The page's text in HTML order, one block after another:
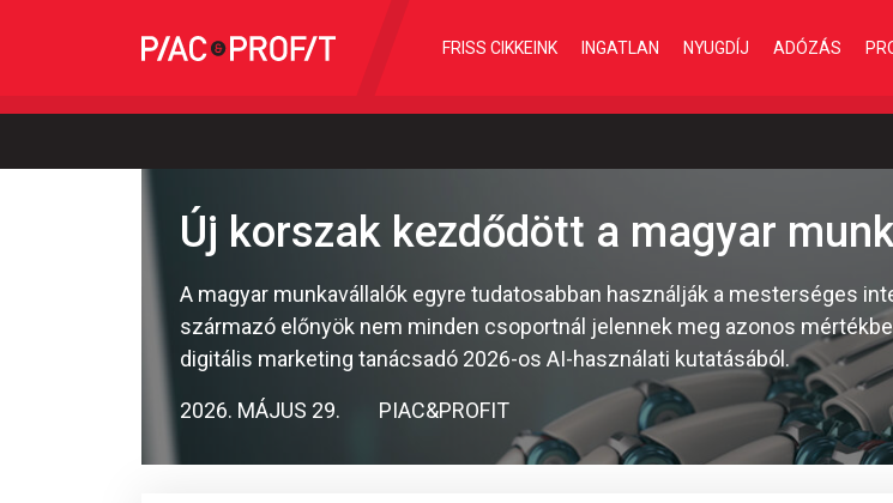
FRISS CIKKEINK INGATLAN NYUGDÍJ ADÓZÁS
Új korszak kezdődött a magyar
A magyar munkavállalók egyre tudatosabban használják a mesterséges
származó előnyök nem minden csoportnál jelennek meg azonos
digitális marketing tanácsadó 2026-os AI-használati kutatásából.
2026. MÁJUS 29. PIAC&PROFIT